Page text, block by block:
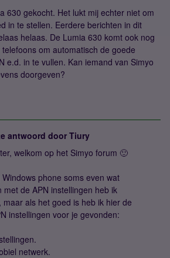
630 gekocht. Het lukt mij echter niet om
in te stellen. Eerdere berichten in dit
helaas. De Lumia 630 komt ook nog
om automatisch de goede
e.d. in te vullen. Kan iemand van Simyo
doorgeven?
antwoord door Tiury
welkom op het Simyo forum 🙂
Windows phone soms even wat
met de APN instellingen heb ik
maar als het goed is heb ik hier de
instellingen voor je gevonden:
netwerk.